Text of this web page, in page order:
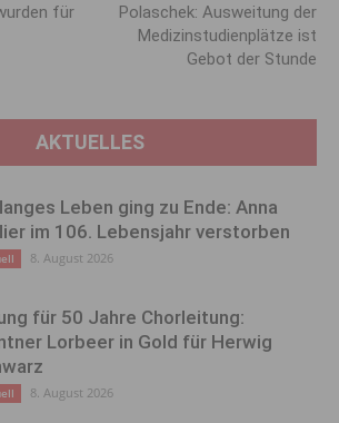
für
Polaschek: Ausweitung der
Medizinstudienplätze ist
Gebot der Stunde
AKTUELLES
Leben ging zu Ende: Anna
im 106. Lebensjahr verstorben
8. August 2026
für 50 Jahre Chorleitung:
Lorbeer in Gold für Herwig
8. August 2026